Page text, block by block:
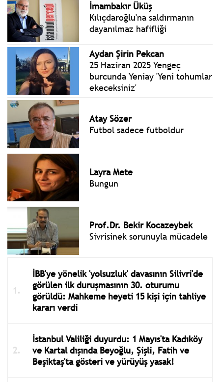
İmambakır Üküş
Kılıçdaroğlu'na saldırmanın
dayanılmaz hafifliği
Aydan Şirin Pekcan
25 Haziran 2025 Yengeç
burcunda Yeniay 'Yeni tohumlar
ekeceksiniz'
Atay Sözer
Futbol sadece futboldur
Layra Mete
Bungun
Prof.Dr. Bekir Kocazeybek
Sivrisinek sorunuyla mücadele
İBB'ye yönelik 'yolsuzluk' davasının Silivri'de
görülen ilk duruşmasının 30. oturumu
görüldü: Mahkeme heyeti 15 kişi için tahliye
kararı verdi
İstanbul Valiliği duyurdu: 1 Mayıs'ta Kadıköy
ve Kartal dışında Beyoğlu, Şişli, Fatih ve
Beşiktaş'ta gösteri ve yürüyüş yasak!